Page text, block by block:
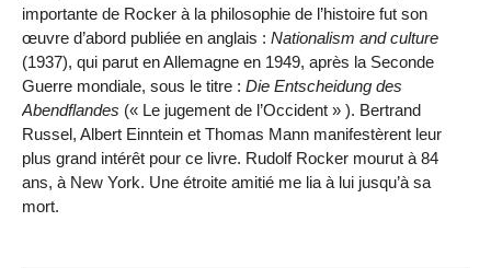
importante de Rocker à la philosophie de l’histoire fut son
œuvre d’abord publiée en anglais : Nationalism and culture
(1937), qui parut en Allemagne en 1949, après la Seconde
Guerre mondiale, sous le titre : Die Entscheidung des
Abendflandes (« Le jugement de l’Occident » ). Bertrand
Russel, Albert Einntein et Thomas Mann manifestèrent leur
plus grand intérêt pour ce livre. Rudolf Rocker mourut à 84
ans, à New York. Une étroite amitié me lia à lui jusqu’à sa
mort.